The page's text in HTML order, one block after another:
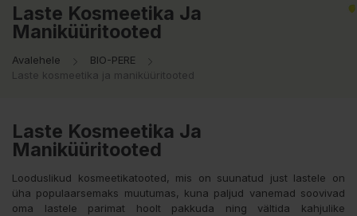
Laste Kosmeetika Ja
Maniküüritooted
Avalehele
BIO-PERE
Laste kosmeetika ja maniküüritooted
Laste Kosmeetika Ja
Maniküüritooted
Looduslikud kosmeetikatooted, mis on suunatud just lastele on
üha populaarsemaks muutumas, kuna paljud vanemad soovivad
oma lastele parimat hoolt pakkuda ning vältida kahjulike